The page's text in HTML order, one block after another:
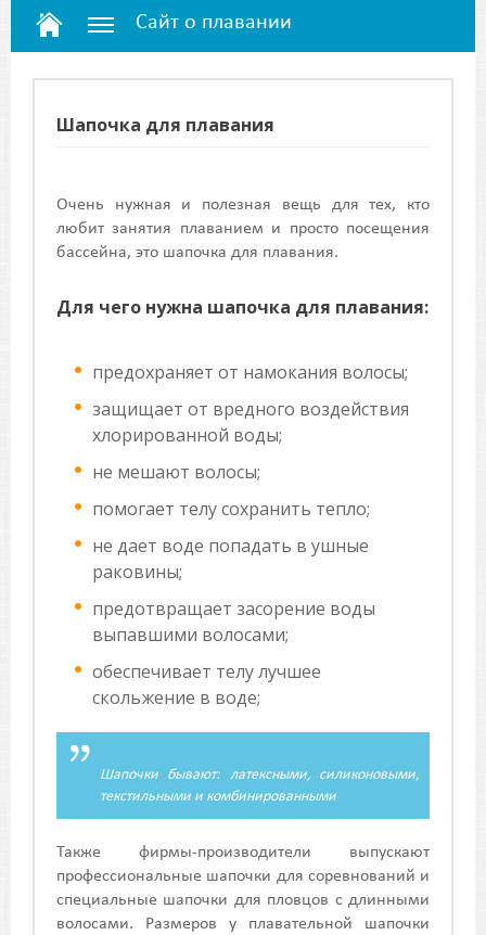
Сайт о плавании
Шапочка для плавания
Очень нужная и полезная вещь для тех, кто
любит занятия плаванием и просто посещения
бассейна, это шапочка для плавания.
Для чего нужна шапочка для плавания:
предохраняет от намокания волосы;
защищает от вредного воздействия
хлорированной воды;
не мешают волосы;
помогает телу сохранить тепло;
не дает воде попадать в ушные
раковины;
предотвращает засорение воды
выпавшими волосами;
обеспечивает телу лучшее
скольжение в воде;
Шапочки бывают: латексными, силиконовыми,
текстильными и комбинированными
Также фирмы-производители выпускают
профессиональные шапочки для соревнований и
специальные шапочки для пловцов с длинными
волосами. Размеров у плавательной шапочки